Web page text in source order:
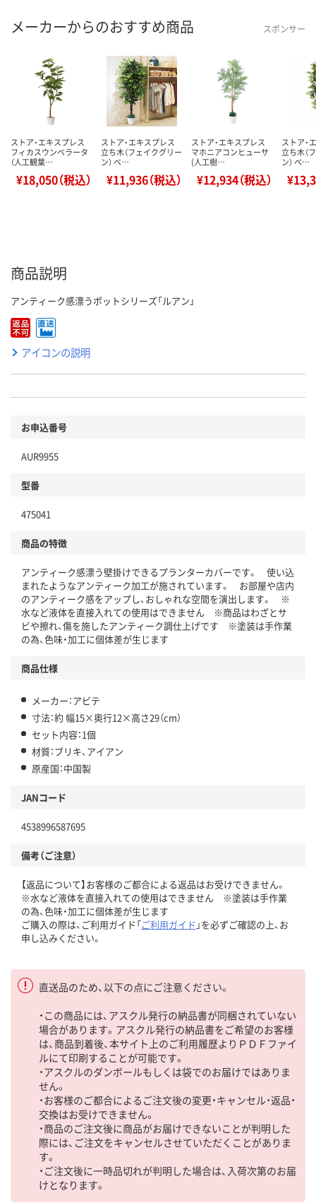
メーカーからのおすすめ商品 スポンサー
ストア・エキスプレス
フィカスウンベラータ
（人工観葉…
¥18,050（税込）
ストア・エキスプレス
立ち木（フェイクグリー
ン） ベ…
¥11,936（税込）
ストア・エキスプレス
マホニアコンヒューサ
(人工樹…
¥12,934（税込）
ストア・
立ち木（
ン） ベ…
商品説明
アンティーク感漂うポットシリーズ「ルアン」
アイコンの説明
お申込番号
AUR9955
型番
475041
商品の特徴
アンティーク感漂う壁掛けできるプランターカバーです。 使い込
まれたようなアンティーク加工が施されています。 お部屋や店内
のアンティーク感をアップし、おしゃれな空間を演出します。 ※
水など液体を直接入れての使用はできません ※商品はわざとサ
ビや擦れ、傷を施したアンティーク調仕上げです ※塗装は手作業
の為、色味・加工に個体差が生じます
商品仕様
メーカー：アビテ
寸法：約 幅15×奥行12×高さ29（cm）
セット内容：1個
材質：ブリキ、アイアン
原産国：中国製
JANコード
4538996587695
備考（ご注意）
【返品について】お客様のご都合による返品はお受けできません。
※水など液体を直接入れての使用はできません ※塗装は手作業
の為、色味・加工に個体差が生じます
ご購入の際は、ご利用ガイド「ご利用ガイド 」を必ずご確認の上、お
申し込みください。
直送品のため、以下の点にご注意ください。
・この商品には、アスクル発行の納品書が同梱されていない
場合があります。アスクル発行の納品書をご希望のお客様
は、商品到着後、本サイト上のご利用履歴よりＰＤＦファイ
ルにて印刷することが可能です。
・アスクルのダンボールもしくは袋でのお届けではありま
せん。
・お客様のご都合によるご注文後の変更・キャンセル・返品・
交換はお受けできません。
・商品のご注文後に商品がお届けできないことが判明した
際には、ご注文をキャンセルさせていただくことがありま
す。
・ご注文後に一時品切れが判明した場合は、入荷次第のお届
けとなります。